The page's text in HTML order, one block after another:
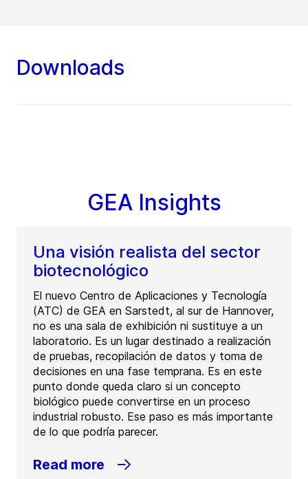
Downloads
GEA Insights
Una visión realista del sector
biotecnológico
El nuevo Centro de Aplicaciones y Tecnología
(ATC) de GEA en Sarstedt, al sur de Hannover,
no es una sala de exhibición ni sustituye a un
laboratorio. Es un lugar destinado a realización
de pruebas, recopilación de datos y toma de
decisiones en una fase temprana. Es en este
punto donde queda claro si un concepto
biológico puede convertirse en un proceso
industrial robusto. Ese paso es más importante
de lo que podría parecer.
Read more